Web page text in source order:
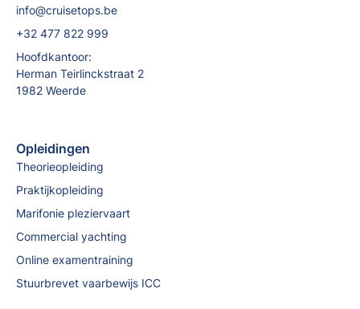
info@cruisetops.be
+32 477 822 999
Hoofdkantoor:
Herman Teirlinckstraat 2
1982 Weerde
Opleidingen
Theorieopleiding
Praktijkopleiding
Marifonie pleziervaart
Commercial yachting
Online examentraining
Stuurbrevet vaarbewijs ICC